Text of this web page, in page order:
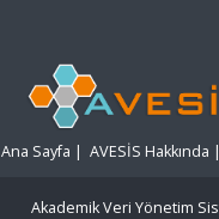
Ana Sayfa | AVESİS Hakkında |
Akademik Veri Yönetim